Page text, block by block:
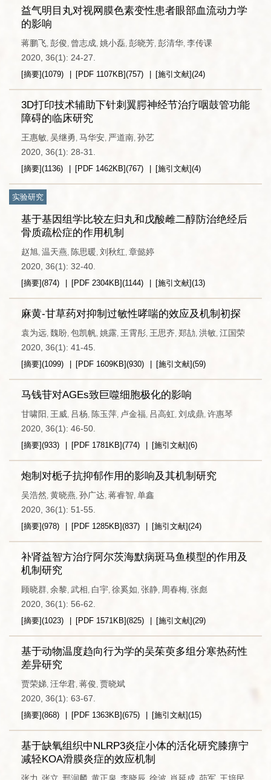
益气明目丸对视网膜色素变性患者眼部血流动力学
的影响
蒋鹏飞, 彭俊, 曾志成, 姚小磊, 彭晓芳, 彭清华, 李传课
2020, 36(1): 24-27.
[摘要](1079) [PDF 1107KB](757) [施引文献](24)
3D打印技术辅助下针刺翼腭神经节治疗咽鼓管功能
障碍的临床研究
王惠敏, 吴继勇, 马华安, 严道南, 孙艺
2020, 36(1): 28-31.
[摘要](1136) [PDF 1462KB](767) [施引文献](4)
实验研究
基于基因组学比较左归丸和戊酸雌二醇防治绝经后
骨质疏松症的作用机制
赵旭, 温天燕, 陈思暖, 刘秋红, 章懿婷
2020, 36(1): 32-40.
[摘要](874) [PDF 2304KB](1144) [施引文献](13)
麻黄-甘草药对抑制过敏性哮喘的效应及机制初探
袁为远, 魏盼, 包凯帆, 姚露, 王霄彤, 王思齐, 郑劼, 洪敏, 江国荣
2020, 36(1): 41-45.
[摘要](1099) [PDF 1609KB](930) [施引文献](59)
马钱苷对AGEs致巨噬细胞极化的影响
甘啸阳, 王威, 吕杨, 陈玉萍, 卢金福, 吕高虹, 刘成鼎, 许惠琴
2020, 36(1): 46-50.
[摘要](933) [PDF 1781KB](774) [施引文献](6)
炮制对栀子抗抑郁作用的影响及其机制研究
吴浩然, 黄晓燕, 孙广达, 蒋睿智, 单鑫
2020, 36(1): 51-55.
[摘要](978) [PDF 1285KB](837) [施引文献](24)
补肾益智方治疗阿尔茨海默病斑马鱼模型的作用及
机制研究
顾晓群, 余黎, 武相, 白宇, 徐奚如, 张静, 周春梅, 张彪
2020, 36(1): 56-62.
[摘要](1023) [PDF 1571KB](825) [施引文献](29)
基于动物温度趋向行为学的吴茱萸多组分寒热药性
差异研究
贾荣娣, 汪华君, 蒋俊, 贾晓斌
2020, 36(1): 63-67.
[摘要](868) [PDF 1363KB](675) [施引文献](15)
基于缺氧组织中NLRP3炎症小体的活化研究膝痹宁
减轻KOA滑膜炎症的效应机制